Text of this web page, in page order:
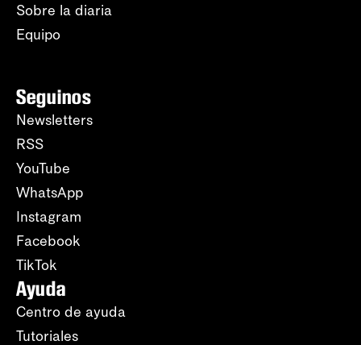
Sobre la diaria
Equipo
Seguinos
Newsletters
RSS
YouTube
WhatsApp
Instagram
Facebook
TikTok
Ayuda
Centro de ayuda
Tutoriales